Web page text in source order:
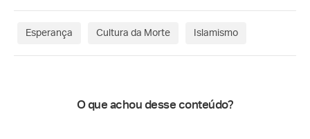
Esperança Cultura da Morte Islamismo
O que achou desse conteúdo?